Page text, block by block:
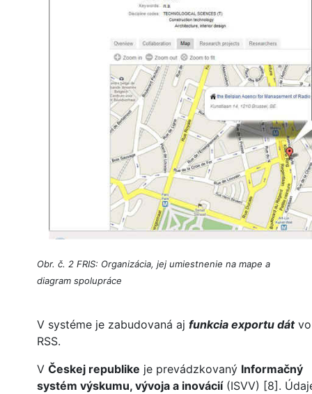
Obr. č. 2 FRIS: Organizácia, jej umiestnenie na mape a
diagram spolupráce
V systéme je zabudovaná aj funkcia exportu dátvo
RSS.
V Českej republike je prevádzkovaný Informačný
systém výskumu, vývoja a inovácií(ISVV) [8].